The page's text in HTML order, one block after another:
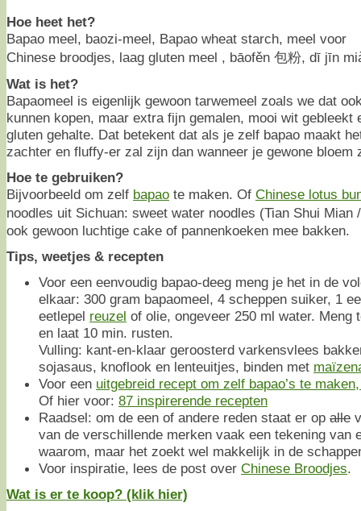
Hoe heet het?
Bapao meel, baozi-meel, Bapao wheat starch, meel voor
Chinese broodjes, laag gluten meel , bāofěn 包粉, dī jīn
Wat is het?
Bapaomeel is eigenlijk gewoon tarwemeel zoals we dat
kunnen kopen, maar extra fijn gemalen, mooi wit gebleekt
gluten gehalte. Dat betekent dat als je zelf bapao maakt
zachter en fluffy-er zal zijn dan wanneer je gewone bloem
Hoe te gebruiken?
Bijvoorbeeld om zelf bapao te maken. Of Chinese lotus
noodles uit Sichuan: sweet water noodles (Tian Shui
ook gewoon luchtige cake of pannenkoeken mee bakken.
Tips, weetjes & recepten
Voor een eenvoudig bapao-deeg meng je het in de
elkaar: 300 gram bapaomeel, 4 scheppen suiker, 1
eetlepel reuzel of olie, ongeveer 250 ml water. Meng
en laat 10 min. rusten.
Vulling: kant-en-klaar geroosterd varkensvlees
sojasaus, knoflook en lenteuitjes, binden met
Voor een uitgebreid recept om zelf bapao’s te
Of hier voor: 87 inspirerende recepten
Raadsel: om de een of andere reden staat er op alle
van de verschillende merken vaak een tekening van
waarom, maar het zoekt wel makkelijk in de
Voor inspiratie, lees de post over Chinese Broodjes.
Wat is er te koop? (klik hier)